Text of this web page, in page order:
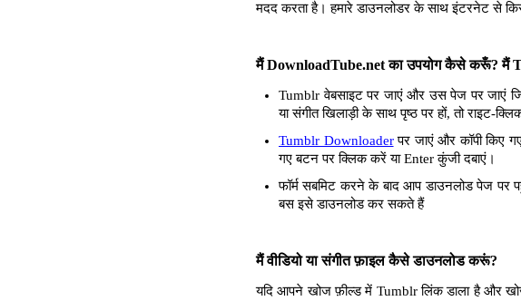
मदद करता है। हमारे डाउनलोडर के साथ इंटरनेट से
मैं DownloadTube.net का उपयोग कैसे करूँ?
Tumblr वेबसाइट पर जाएं और उस पेज पर जाएं
या संगीत खिलाड़ी के साथ पृष्ठ पर हों, तो राइट-
Tumblr Downloaderपर जाएं और कॉपी किए
गए बटन पर क्लिक करें या Enter कुंजी दबाएं।
फॉर्म सबमिट करने के बाद आप डाउनलोड पेज पर
बस इसे डाउनलोड कर सकते हैं
मैं वीडियो या संगीत फ़ाइल कैसे डाउनलोड करूं?
यदि आपने खोज फ़ील्ड में Tumblr लिंक डाला है और खोज